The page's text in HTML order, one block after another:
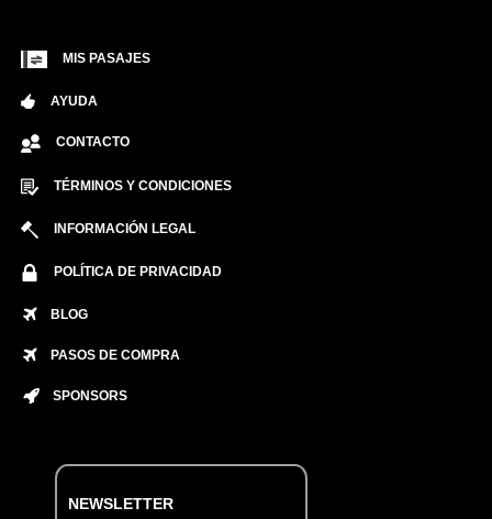
MIS PASAJES
AYUDA
CONTACTO
TÉRMINOS Y CONDICIONES
INFORMACIÓN LEGAL
POLÍTICA DE PRIVACIDAD
BLOG
PASOS DE COMPRA
SPONSORS
NEWSLETTER